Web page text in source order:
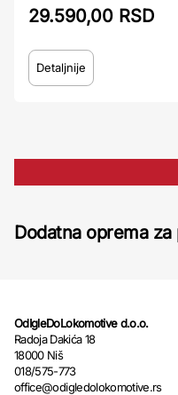
29.590,00 RSD
Detaljnije
Dodatna oprema
OdIgleDoLokomotive d.o.o.
Radoja Dakića 18
18000 Niš
018/575-773
office@odigledolokomotive.rs